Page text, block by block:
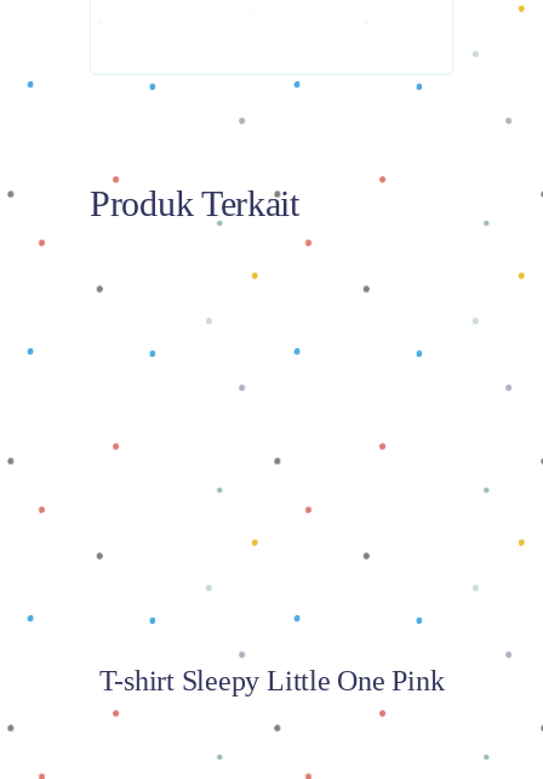
Produk Terkait
Baca selengkapnya
T-shirt Sleepy Little One Pink